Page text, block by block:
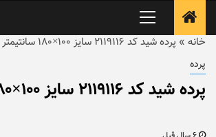
منوی
اصلی
خانه » پرده شید کد ۲۱۱۹۱۱۶ سایز ۱۰۰×۱۸۰ سانتیمتر
پرده
پرده شید کد ۲۱۱۹۱۱۶ سایز ۱۰۰×۱۸۰ سانتیمتر